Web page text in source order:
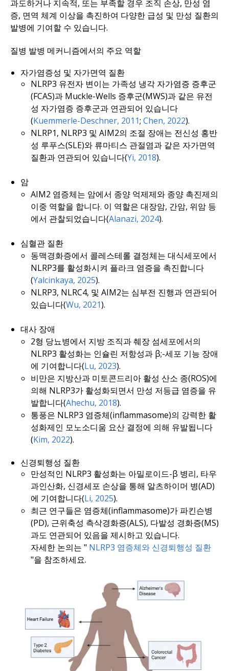
과도하거나 지속적, 또는 부족할 경우 조직 손상, 만성 염
증, 면역 체계 이상을 촉진하여 다양한 급성 및 만성 질환의
발병에 기여할 수 있습니다.
질병 발병 메커니즘에서의 주요 역할
자가염증성 및 자가면역 질환
NLRP3 유전자 변이는 가족성 냉각 자가염증 증후군
(FCAS)과 Muckle-Wells 증후군(MWS)과 같은 유전
성 자가염증 증후군과 연관되어 있습니다
(Kuemmerle-Deschner, 2011; Chen, 2022).
NLRP1, NLRP3 및 AIM2의 조절 장애는 전신성 홍반
성 루푸스(SLE)와 류마티스 관절염과 같은 자가면역
질환과 연관되어 있습니다(Yi, 2018).
암
AIM2 염증체는 암에서 종양 억제제와 종양 촉진제의
이중 역할을 합니다. 이 역할은 대장암, 간암, 위암 등
에서 관찰되었습니다(Alanazi, 2024).
심혈관 질환
동맥경화증에서 콜레스테롤 결정체는 대식세포에서
NLRP3를 활성화시켜 플라크 염증을 촉진합니다
(Yalcinkaya, 2025).
NLRP3, NLRC4, 및 AIM2는 심부전 진행과 연관되어
있습니다(Wu, 2021).
대사 장애
2형 당뇨병에서 지방 조직과 췌장 섬세포에서의
NLRP3 활성화는 인슐린 저항성과 β;-세포 기능 장애
에 기여합니다(Lu, 2023).
비만은 지방산과 미토콘드리아 활성 산소 종(ROS)에
의해 NLRP3가 활성화되면서 만성 저등급 염증을 유
발합니다(Ahechu, 2018).
통풍은 NLRP3 염증체(inflammasome)의 강력한 활
성화제인 모노소디움 요산 결정에 의해 유발됩니다
(Kim, 2022).
신경퇴행성 질환
만성적인 NLRP3 활성화는 아밀로이드-β 병리, 타우
과인산화, 신경세포 손상을 통해 알츠하이머 병(AD)
에 기여합니다(Li, 2025).
최근 연구들은 염증체(inflammasome)가 파킨슨병
(PD), 근위축성 측삭경화증(ALS), 다발성 경화증(MS)
과도 연관되어 있음을 제시하고 있습니다.
자세한 논의는 " NLRP3 염증체와 신경퇴행성 질환
"을 참조하세요.